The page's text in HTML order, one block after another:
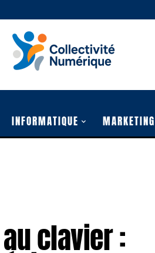
INFORMATIQUE MARKETING
clavier :